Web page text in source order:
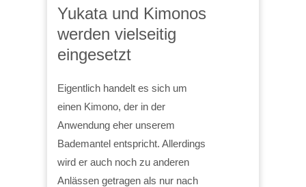
Yukata und Kimonos
werden vielseitig
eingesetzt
Eigentlich handelt es sich um
einen Kimono, der in der
Anwendung eher unserem
Bademantel entspricht. Allerdings
wird er auch noch zu anderen
Anlässen getragen als nur nach